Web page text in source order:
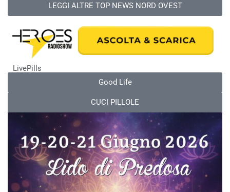
LEGGI ALTRE TOP NEWS NORD OVEST
LivePills
Good Life
CUCI PILLOLE